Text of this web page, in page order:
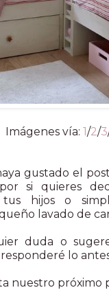
Imágenes vía: 1/2/3
gustado el
si quieres
hijos o
lavado de
duda o
lo
nuestro próximo